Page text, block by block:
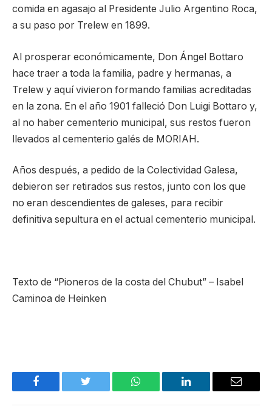
comida en agasajo al Presidente Julio Argentino Roca,
a su paso por Trelew en 1899.
Al prosperar económicamente, Don Ángel Bottaro
hace traer a toda la familia, padre y hermanas, a
Trelew y aquí vivieron formando familias acreditadas
en la zona. En el año 1901 falleció Don Luigi Bottaro y,
al no haber cementerio municipal, sus restos fueron
llevados al cementerio galés de MORIAH.
Años después, a pedido de la Colectividad Galesa,
debieron ser retirados sus restos, junto con los que
no eran descendientes de galeses, para recibir
definitiva sepultura en el actual cementerio municipal.
Texto de “Pioneros de la costa del Chubut” – Isabel
Caminoa de Heinken
Facebook Twitter WhatsApp LinkedIn Email